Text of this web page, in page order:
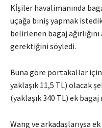
Kİşiler havalimanında
uçağa biniş yapmak
belirlenen bagaj
gerektiğini söyledi.
Buna göre portakallar için
yaklaşık 11,5 TL) olacak
(yaklaşık 340 TL) ek bagaj
Wang ve arkadaşlarıysa